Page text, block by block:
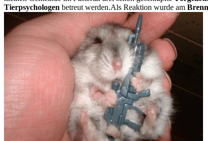
Tierpsychologen betreut werden.Als Reaktion wurde am